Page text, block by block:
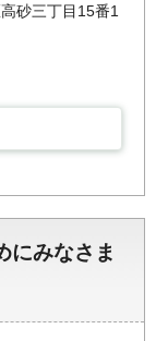
砂三丁目15番1
にみなさま